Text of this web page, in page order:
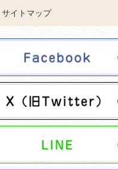
サイトマップ